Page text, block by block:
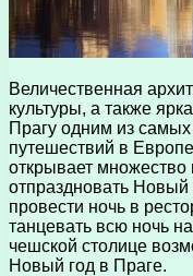
Величественная
культуры, а также
Прагу одним из
путешествий в
открывает множество
отпраздновать
провести ночь в
танцевать всю ночь
чешской столице
Новый год в Праге.